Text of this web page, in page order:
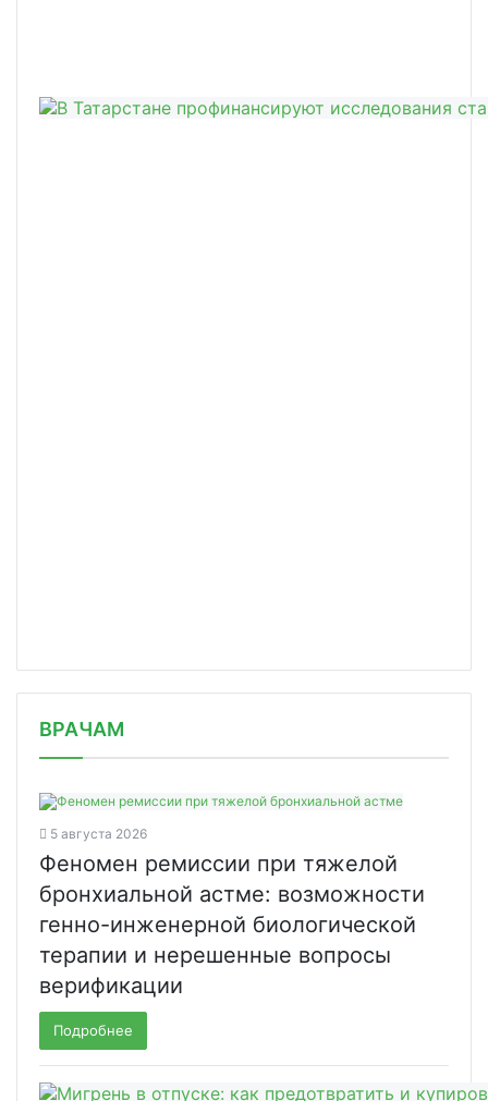
ВРАЧАМ
5 августа 2026
Феномен ремиссии при тяжелой
бронхиальной астме: возможности
генно-инженерной биологической
терапии и нерешенные вопросы
верификации
Подробнее